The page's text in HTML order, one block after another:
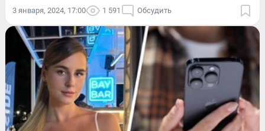
3 января, 2024, 17:00 1 591 Обсудить